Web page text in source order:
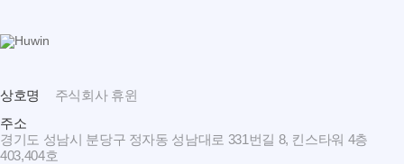
상호명
주식회사 휴윈
주소
경기도 성남시 분당구 정자동 성남대로 331번길 8, 킨스타워 4층
403,404호